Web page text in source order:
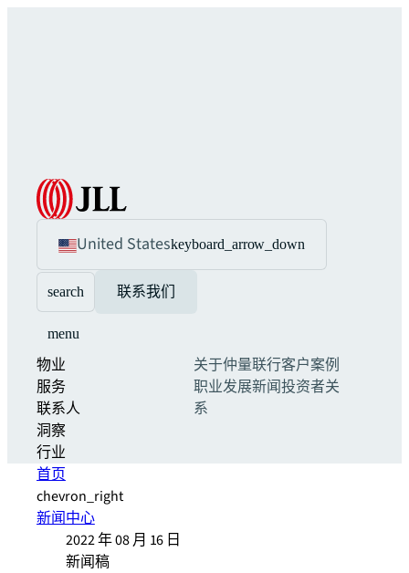
United Stateskeyboard_arrow_down
search 联系我们
menu
物业
服务
联系人
洞察
行业
关于仲量联行客户案例
职业发展新闻投资者关
系
首页
chevron_right
新闻中心
2022 年 08 月 16 日
新闻稿